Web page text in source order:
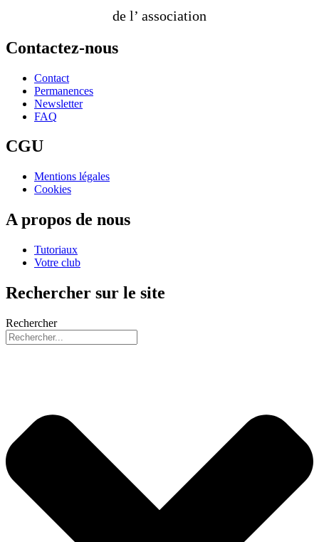
de l’ association
Contactez-nous
Contact
Permanences
Newsletter
FAQ
CGU
Mentions légales
Cookies
A propos de nous
Tutoriaux
Votre club
Rechercher sur le site
Rechercher